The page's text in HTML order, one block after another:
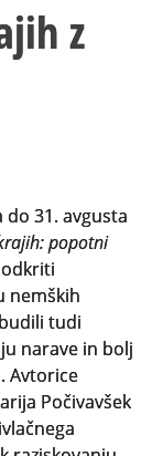
z
do 31. avgusta
popotni
nemških
tudi
narave in bolj
Avtorice
Počivavšek